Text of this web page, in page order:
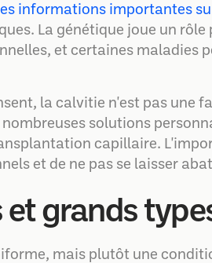
informations importantes
La génétique joue un
et certaines maladies
la calvitie n'est pas une
solutions
capillaire.
et de ne pas se laisser
et grands
mais plutôt une